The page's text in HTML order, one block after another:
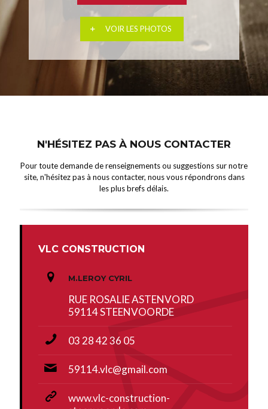
VOIR LES PHOTOS
N'HÉSITEZ PAS À NOUS CONTACTER
Pour toute demande de renseignements ou suggestions sur notre
site, n'hésitez pas à nous contacter, nous vous répondrons dans
les plus brefs délais.
VLC CONSTRUCTION
M.LEROY CYRIL
RUE ROSALIE ASTENVORD
59114 STEENVOORDE
03 28 42 36 05
59114.vlc@gmail.com
www.vlc-construction-